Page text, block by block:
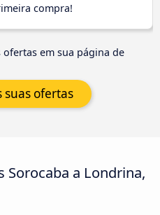
compra!
em sua página de
suas ofertas
a Londrina,